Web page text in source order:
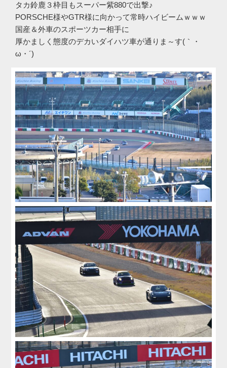
タカ鈴鹿３枠目もスーパー紫880で出撃♪
PORSCHE様やGTR様に向かって常時ハイビームｗｗｗ
国産＆外車のスポーツカー相手に
厚かましく態度のデカいダイハツ車が通りま～す(｀・
ω・´)ゞ